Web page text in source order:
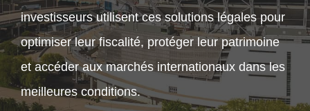
investisseurs utilisent ces solutions légales pour
optimiser leur fiscalité, protéger leur patrimoine
et accéder aux marchés internationaux dans les
meilleures conditions.